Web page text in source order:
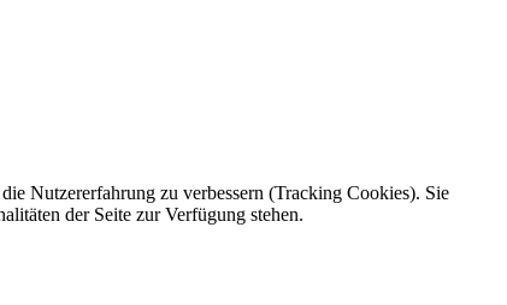
Nutzererfahrung zu verbessern (Tracking Cookies). Sie
der Seite zur Verfügung stehen.